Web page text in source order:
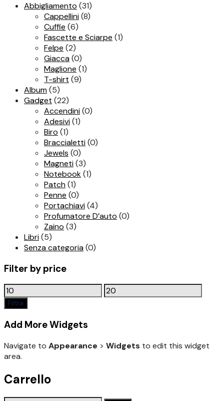
Abbigliamento (31)
Cappellini(8)
Cuffie (6)
Fascette e Sciarpe (1)
Felpe (2)
Giacca(0)
Maglione (1)
T-shirt (9)
Album(5)
Gadget (22)
Accendini(0)
Adesivi(1)
Biro (1)
Braccialetti(0)
Jewels (0)
Magneti(3)
Notebook(1)
Patch(1)
Penne (0)
Portachiavi(4)
Profumatore D’auto (0)
Zaino (3)
Libri(5)
Senza categoria(0)
Filter by price
Prezzo
Min
Prezzo
Max
Filtra
Add More Widgets
Navigate to Appearance > Widgets to edit this widget
area.
Carrello